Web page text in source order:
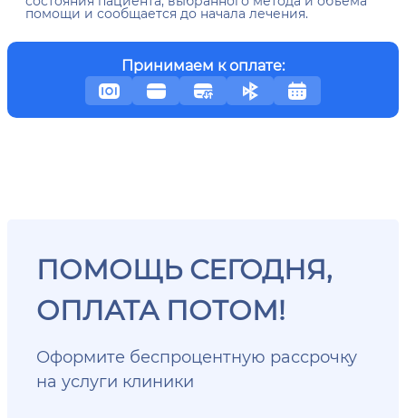
помощи и сообщается до начала лечения.
Принимаем к оплате:
ПОМОЩЬ СЕГОДНЯ,
ОПЛАТА ПОТОМ!
Оформите беспроцентную рассрочку
на услуги клиники